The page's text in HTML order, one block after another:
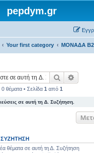
pepdym.gr
Your first category ΜΟΝΑΔΑ Β2
Αναζήτηση
0 θέματα • Σελίδα 1 από 1
σε αυτή τη Δ. Συζήτηση.
ΣΥΖΉΤΗΣΗ
θέματα σε αυτή τη Δ. Συζήτηση